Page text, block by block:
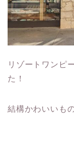
リゾートワンピ
た！
結構かわいいも